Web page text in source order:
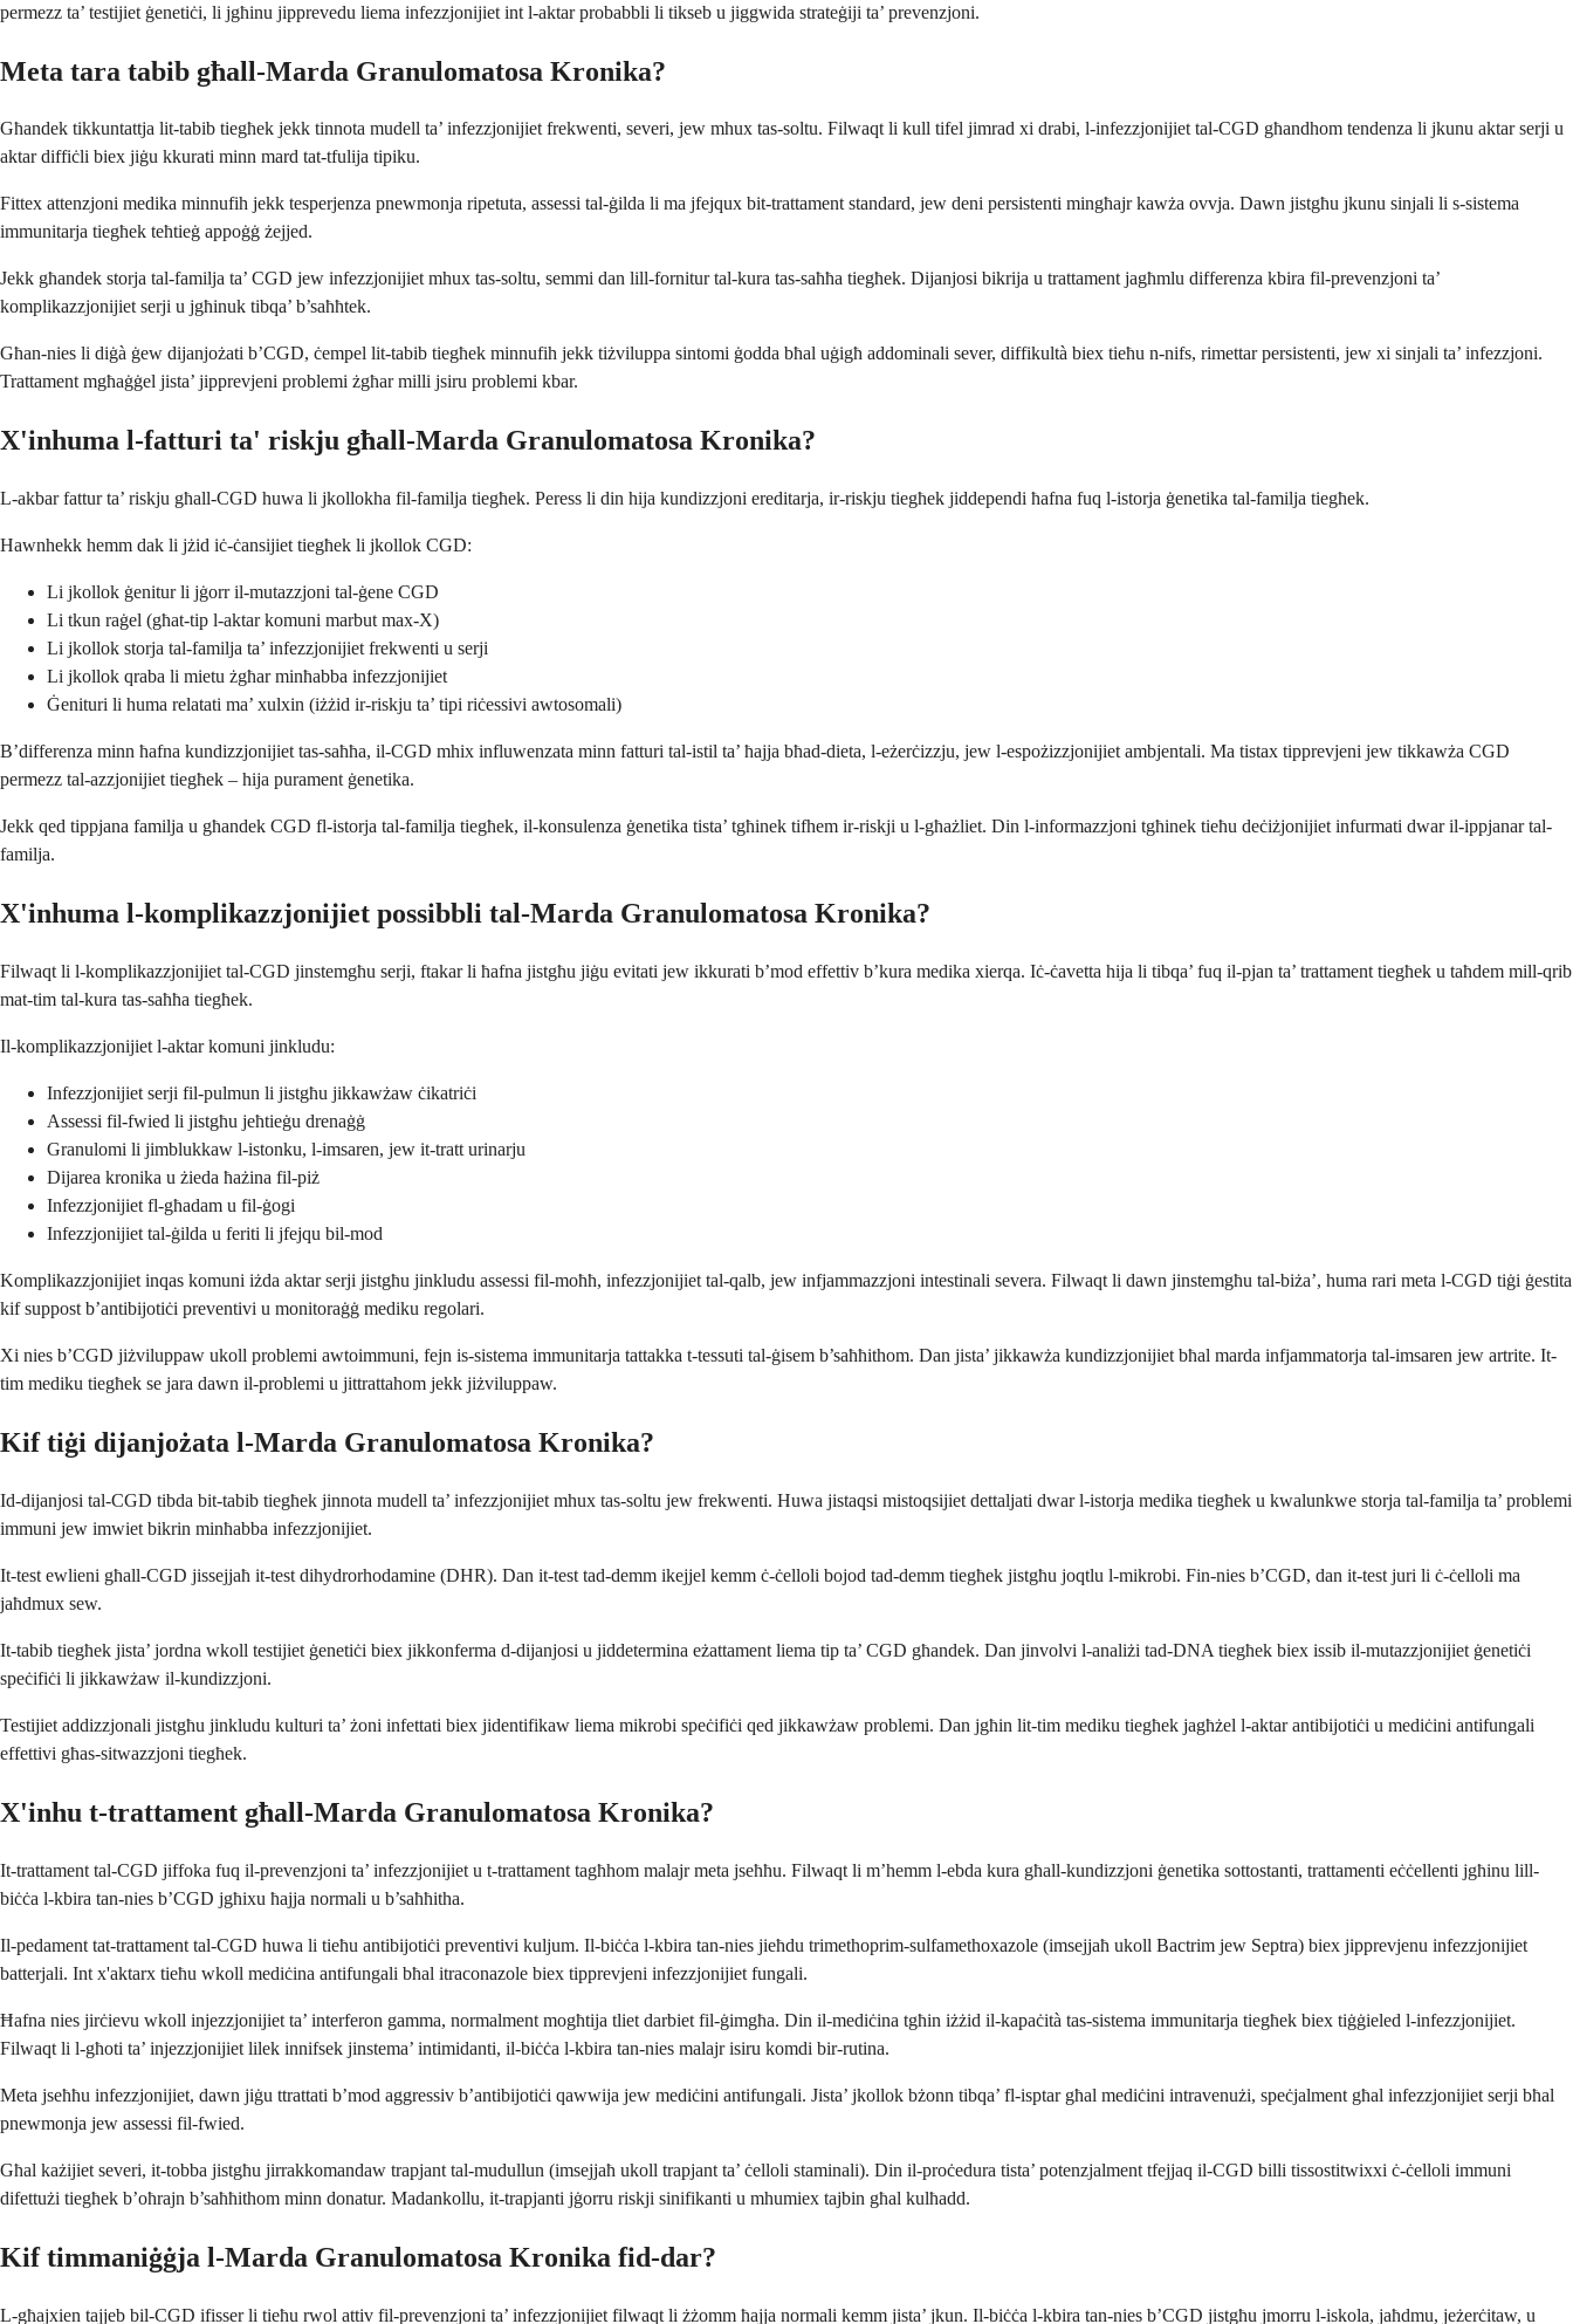
permezz ta’ testijiet ġenetiċi, li jgħinu jipprevedu liema infezzjonijiet int l-aktar probabbli li tikseb u jiggwida strateġiji ta’ prevenzjoni.
Meta tara tabib għall-Marda Granulomatosa Kronika?
Għandek tikkuntattja lit-tabib tiegħek jekk tinnota mudell ta’ infezzjonijiet frekwenti, severi, jew mhux tas-soltu. Filwaqt li kull tifel jimrad xi drabi, l-infezzjonijiet tal-CGD għandhom tendenza li jkunu aktar serji u
aktar diffiċli biex jiġu kkurati minn mard tat-tfulija tipiku.
Fittex attenzjoni medika minnufih jekk tesperjenza pnewmonja ripetuta, assessi tal-ġilda li ma jfejqux bit-trattament standard, jew deni persistenti mingħajr kawża ovvja. Dawn jistgħu jkunu sinjali li s-sistema
immunitarja tiegħek teħtieġ appoġġ żejjed.
Jekk għandek storja tal-familja ta’ CGD jew infezzjonijiet mhux tas-soltu, semmi dan lill-fornitur tal-kura tas-saħħa tiegħek. Dijanjosi bikrija u trattament jagħmlu differenza kbira fil-prevenzjoni ta’
komplikazzjonijiet serji u jgħinuk tibqa’ b’saħħtek.
Għan-nies li diġà ġew dijanjożati b’CGD, ċempel lit-tabib tiegħek minnufih jekk tiżviluppa sintomi ġodda bħal uġigħ addominali sever, diffikultà biex tieħu n-nifs, rimettar persistenti, jew xi sinjali ta’ infezzjoni.
Trattament mgħaġġel jista’ jipprevjeni problemi żgħar milli jsiru problemi kbar.
X'inhuma l-fatturi ta' riskju għall-Marda Granulomatosa Kronika?
L-akbar fattur ta’ riskju għall-CGD huwa li jkollokha fil-familja tiegħek. Peress li din hija kundizzjoni ereditarja, ir-riskju tiegħek jiddependi ħafna fuq l-istorja ġenetika tal-familja tiegħek.
Hawnhekk hemm dak li jżid iċ-ċansijiet tiegħek li jkollok CGD:
Li jkollok ġenitur li jġorr il-mutazzjoni tal-ġene CGD
Li tkun raġel (għat-tip l-aktar komuni marbut max-X)
Li jkollok storja tal-familja ta’ infezzjonijiet frekwenti u serji
Li jkollok qraba li mietu żgħar minħabba infezzjonijiet
Ġenituri li huma relatati ma’ xulxin (iżżid ir-riskju ta’ tipi riċessivi awtosomali)
B’differenza minn ħafna kundizzjonijiet tas-saħħa, il-CGD mhix influwenzata minn fatturi tal-istil ta’ ħajja bħad-dieta, l-eżerċizzju, jew l-espożizzjonijiet ambjentali. Ma tistax tipprevjeni jew tikkawża CGD
permezz tal-azzjonijiet tiegħek – hija purament ġenetika.
Jekk qed tippjana familja u għandek CGD fl-istorja tal-familja tiegħek, il-konsulenza ġenetika tista’ tgħinek tifhem ir-riskji u l-għażliet. Din l-informazzjoni tgħinek tieħu deċiżjonijiet infurmati dwar il-ippjanar tal-
familja.
X'inhuma l-komplikazzjonijiet possibbli tal-Marda Granulomatosa Kronika?
Filwaqt li l-komplikazzjonijiet tal-CGD jinstemgħu serji, ftakar li ħafna jistgħu jiġu evitati jew ikkurati b’mod effettiv b’kura medika xierqa. Iċ-ċavetta hija li tibqa’ fuq il-pjan ta’ trattament tiegħek u taħdem mill-qrib
mat-tim tal-kura tas-saħħa tiegħek.
Il-komplikazzjonijiet l-aktar komuni jinkludu:
Infezzjonijiet serji fil-pulmun li jistgħu jikkawżaw ċikatriċi
Assessi fil-fwied li jistgħu jeħtieġu drenaġġ
Granulomi li jimblukkaw l-istonku, l-imsaren, jew it-tratt urinarju
Dijarea kronika u żieda ħażina fil-piż
Infezzjonijiet fl-għadam u fil-ġogi
Infezzjonijiet tal-ġilda u feriti li jfejqu bil-mod
Komplikazzjonijiet inqas komuni iżda aktar serji jistgħu jinkludu assessi fil-moħħ, infezzjonijiet tal-qalb, jew infjammazzjoni intestinali severa. Filwaqt li dawn jinstemgħu tal-biża’, huma rari meta l-CGD tiġi ġestita
kif suppost b’antibijotiċi preventivi u monitoraġġ mediku regolari.
Xi nies b’CGD jiżviluppaw ukoll problemi awtoimmuni, fejn is-sistema immunitarja tattakka t-tessuti tal-ġisem b’saħħithom. Dan jista’ jikkawża kundizzjonijiet bħal marda infjammatorja tal-imsaren jew artrite. It-
tim mediku tiegħek se jara dawn il-problemi u jittrattahom jekk jiżviluppaw.
Kif tiġi dijanjożata l-Marda Granulomatosa Kronika?
Id-dijanjosi tal-CGD tibda bit-tabib tiegħek jinnota mudell ta’ infezzjonijiet mhux tas-soltu jew frekwenti. Huwa jistaqsi mistoqsijiet dettaljati dwar l-istorja medika tiegħek u kwalunkwe storja tal-familja ta’ problemi
immuni jew imwiet bikrin minħabba infezzjonijiet.
It-test ewlieni għall-CGD jissejjaħ it-test dihydrorhodamine (DHR). Dan it-test tad-demm ikejjel kemm ċ-ċelloli bojod tad-demm tiegħek jistgħu joqtlu l-mikrobi. Fin-nies b’CGD, dan it-test juri li ċ-ċelloli ma
jaħdmux sew.
It-tabib tiegħek jista’ jordna wkoll testijiet ġenetiċi biex jikkonferma d-dijanjosi u jiddetermina eżattament liema tip ta’ CGD għandek. Dan jinvolvi l-analiżi tad-DNA tiegħek biex issib il-mutazzjonijiet ġenetiċi
speċifiċi li jikkawżaw il-kundizzjoni.
Testijiet addizzjonali jistgħu jinkludu kulturi ta’ żoni infettati biex jidentifikaw liema mikrobi speċifiċi qed jikkawżaw problemi. Dan jgħin lit-tim mediku tiegħek jagħżel l-aktar antibijotiċi u mediċini antifungali
effettivi għas-sitwazzjoni tiegħek.
X'inhu t-trattament għall-Marda Granulomatosa Kronika?
It-trattament tal-CGD jiffoka fuq il-prevenzjoni ta’ infezzjonijiet u t-trattament tagħhom malajr meta jseħħu. Filwaqt li m’hemm l-ebda kura għall-kundizzjoni ġenetika sottostanti, trattamenti eċċellenti jgħinu lill-
biċċa l-kbira tan-nies b’CGD jgħixu ħajja normali u b’saħħitha.
Il-pedament tat-trattament tal-CGD huwa li tieħu antibijotiċi preventivi kuljum. Il-biċċa l-kbira tan-nies jieħdu trimethoprim-sulfamethoxazole (imsejjaħ ukoll Bactrim jew Septra) biex jipprevjenu infezzjonijiet
batterjali. Int x'aktarx tieħu wkoll mediċina antifungali bħal itraconazole biex tipprevjeni infezzjonijiet fungali.
Ħafna nies jirċievu wkoll injezzjonijiet ta’ interferon gamma, normalment mogħtija tliet darbiet fil-ġimgħa. Din il-mediċina tgħin iżżid il-kapaċità tas-sistema immunitarja tiegħek biex tiġġieled l-infezzjonijiet.
Filwaqt li l-għoti ta’ injezzjonijiet lilek innifsek jinstema’ intimidanti, il-biċċa l-kbira tan-nies malajr isiru komdi bir-rutina.
Meta jseħħu infezzjonijiet, dawn jiġu ttrattati b’mod aggressiv b’antibijotiċi qawwija jew mediċini antifungali. Jista’ jkollok bżonn tibqa’ fl-isptar għal mediċini intravenużi, speċjalment għal infezzjonijiet serji bħal
pnewmonja jew assessi fil-fwied.
Għal każijiet severi, it-tobba jistgħu jirrakkomandaw trapjant tal-mudullun (imsejjaħ ukoll trapjant ta’ ċelloli staminali). Din il-proċedura tista’ potenzjalment tfejjaq il-CGD billi tissostitwixxi ċ-ċelloli immuni
difettużi tiegħek b’oħrajn b’saħħithom minn donatur. Madankollu, it-trapjanti jġorru riskji sinifikanti u mhumiex tajbin għal kulħadd.
Kif timmaniġġja l-Marda Granulomatosa Kronika fid-dar?
L-għajxien tajjeb bil-CGD ifisser li tieħu rwol attiv fil-prevenzjoni ta’ infezzjonijiet filwaqt li żżomm ħajja normali kemm jista’ jkun. Il-biċċa l-kbira tan-nies b’CGD jistgħu jmorru l-iskola, jaħdmu, jeżerċitaw, u